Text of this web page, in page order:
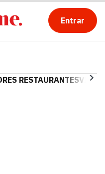
Entrar
RESTAURANTES